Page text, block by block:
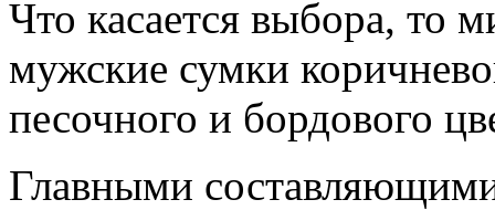
Что касается выбора, то
мужские сумки
песочного и бордового
Главными